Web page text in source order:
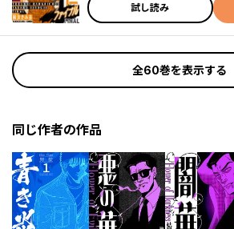
試し読み
全60巻を表示する
同じ作者の作品